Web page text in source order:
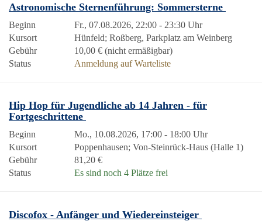
Astronomische Sternenführung: Sommersterne
Beginn
Fr., 07.08.2026, 22:00 - 23:30 Uhr
Kursort
Hünfeld; Roßberg, Parkplatz am Weinberg
Gebühr
10,00 € (nicht ermäßigbar)
Status
Anmeldung auf Warteliste
Hip Hop für Jugendliche ab 14 Jahren - für
Fortgeschrittene
Beginn
Mo., 10.08.2026, 17:00 - 18:00 Uhr
Kursort
Poppenhausen; Von-Steinrück-Haus (Halle 1)
Gebühr
81,20 €
Status
Es sind noch 4 Plätze frei
Discofox - Anfänger und Wiedereinsteiger